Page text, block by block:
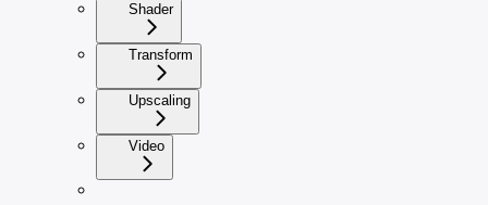
Shader
Transform
Upscaling
Video